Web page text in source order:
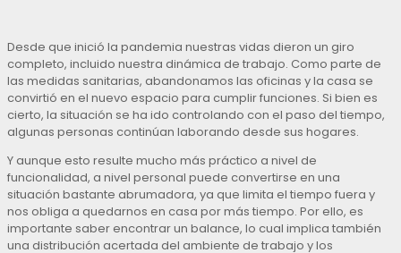
Desde que inició la pandemia nuestras vidas dieron un giro
completo, incluido nuestra dinámica de trabajo. Como parte de
las medidas sanitarias, abandonamos las oficinas y la casa se
convirtió en el nuevo espacio para cumplir funciones. Si bien es
cierto, la situación se ha ido controlando con el paso del tiempo,
algunas personas continúan laborando desde sus hogares.
Y aunque esto resulte mucho más práctico a nivel de
funcionalidad, a nivel personal puede convertirse en una
situación bastante abrumadora, ya que limita el tiempo fuera y
nos obliga a quedarnos en casa por más tiempo. Por ello, es
importante saber encontrar un balance, lo cual implica también
una distribución acertada del ambiente de trabajo y los